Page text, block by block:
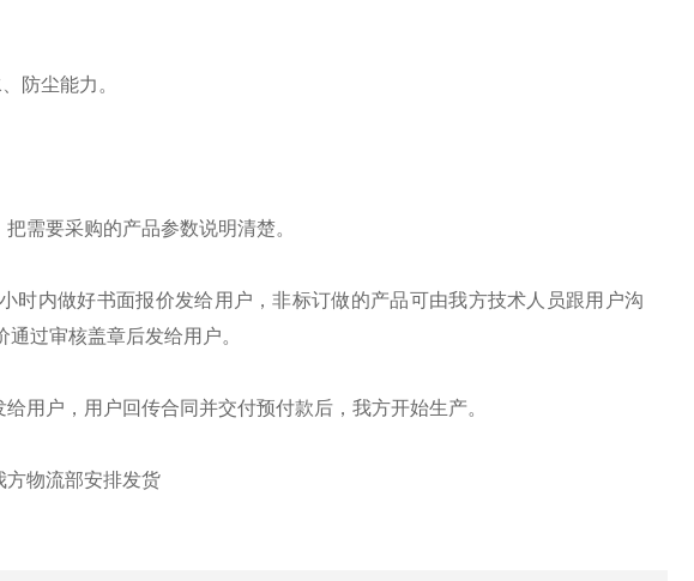
防尘能力。
需要采购的产品参数说明清楚。
时内做好书面报价发给用户，非标订做的产品可由我方技术人员跟用户沟
过审核盖章后发给用户。
用户，用户回传合同并交付预付款后，我方开始生产。
方物流部安排发货